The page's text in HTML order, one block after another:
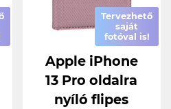
Tervezhető
saját
fotóval is!
Apple iPhone
13 Pro oldalra
nyíló flipes